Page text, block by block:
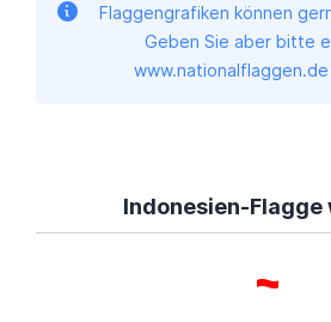
Flaggengrafiken können
Geben Sie aber bitte
www.nationalflaggen.de
Indonesien-Flagge